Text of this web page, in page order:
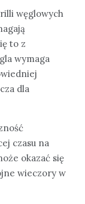
węglowych
to z
wymaga
dla
czasu na
okazać się
wieczory w